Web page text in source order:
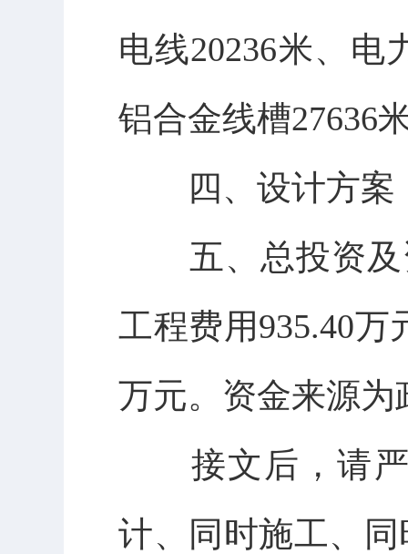
电线20236米、电
铝合金线槽27636
四、设计方案
五、总投资
工程费用935.40万
万元。资金来源为
接文后，请
计、同时施工、